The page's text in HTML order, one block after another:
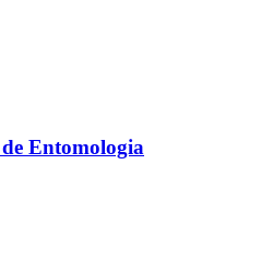
Entomologia